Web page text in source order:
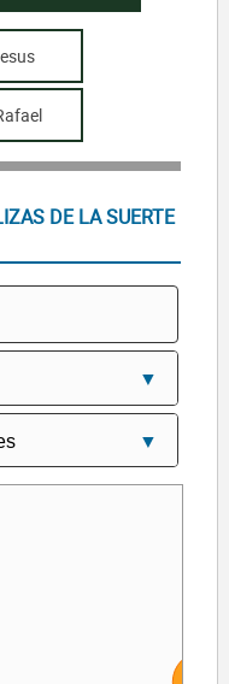
DE LA SUERTE